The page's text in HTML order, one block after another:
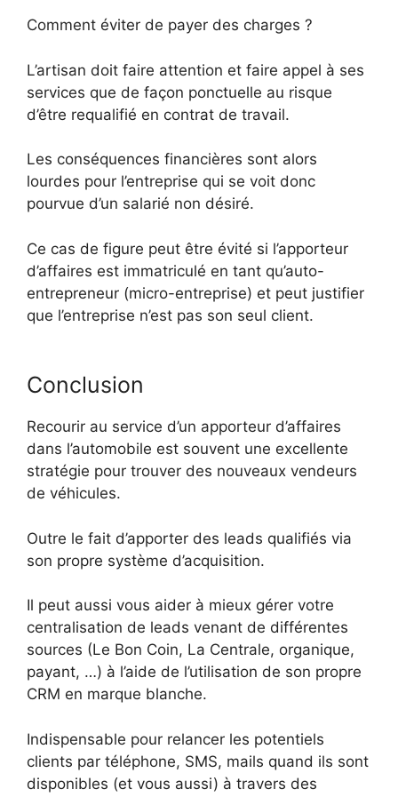
Comment éviter de payer des charges ?
L’artisan doit faire attention et faire appel à ses
services que de façon ponctuelle au risque
d’être requalifié en contrat de travail.
Les conséquences financières sont alors
lourdes pour l’entreprise qui se voit donc
pourvue d’un salarié non désiré.
Ce cas de figure peut être évité si l’apporteur
d’affaires est immatriculé en tant qu’auto-
entrepreneur (micro-entreprise) et peut justifier
que l’entreprise n’est pas son seul client.
Conclusion
Recourir au service d’un apporteur d’affaires
dans l’automobile est souvent une excellente
stratégie pour trouver des nouveaux vendeurs
de véhicules.
Outre le fait d’apporter des leads qualifiés via
son propre système d’acquisition.
Il peut aussi vous aider à mieux gérer votre
centralisation de leads venant de différentes
sources (Le Bon Coin, La Centrale, organique,
payant, …) à l’aide de l’utilisation de son propre
CRM en marque blanche.
Indispensable pour relancer les potentiels
clients par téléphone, SMS, mails quand ils sont
disponibles (et vous aussi) à travers des